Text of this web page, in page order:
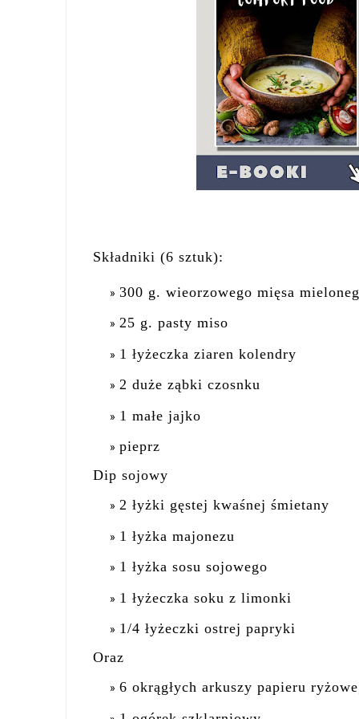
Składniki (6 sztuk):
300 g. wieorzowego mięsa
25 g. pasty miso
1 łyżeczka ziaren kolendry
2 duże ząbki czosnku
1 małe jajko
pieprz
Dip sojowy
2 łyżki gęstej kwaśnej śmietany
1 łyżka majonezu
1 łyżka sosu sojowego
1 łyżeczka soku z limonki
1/4 łyżeczki ostrej papryki
Oraz
6 okrągłych arkuszy papieru